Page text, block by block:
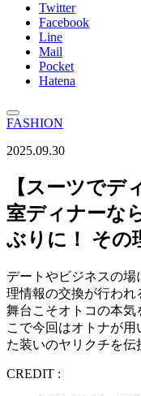
Twitter
Facebook
Line
Mail
Pocket
Hatena
FASHION
2025.09.30
【スーツでデ
室ディナーな
ぶりに！ その
デートやビジネスの
理情報の交換が行わ
舞台こそオトコの本気
こで今回はオトナが用
た装いのヤリクチを伝
CREDIT :